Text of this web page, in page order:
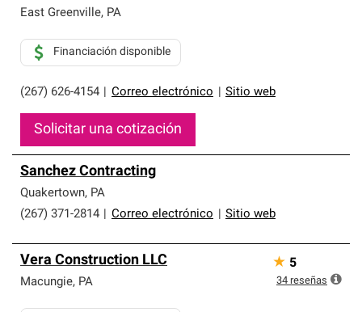
East Greenville, PA
(267) 626-4154 Correo electrónico Sitio web
Financiación disponible
Solicitar una cotización
Sanchez Contracting
Quakertown, PA
(267) 371-2814
Correo electrónico Sitio web
Vera Construction LLC
Macungie, PA
★ 5
34 reseñas